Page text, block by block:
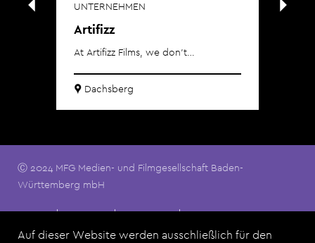
UNTERNEHMEN
Artifizz
At Artifizz Films, we don’t…
Dachsberg
Ⓒ 2024 MFG Medien- und Filmgesellschaft Baden-
Württemberg mbH
Footermenu
FAQ
Auf dieser Website werden ausschließlich für den